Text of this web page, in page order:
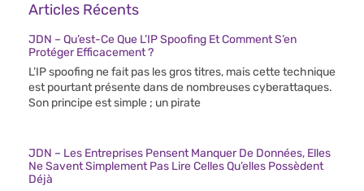
Articles Récents
JDN – Qu’est-Ce Que L’IP Spoofing Et Comment S’en
Protéger Efficacement ?
L’IP spoofing ne fait pas les gros titres, mais cette technique
est pourtant présente dans de nombreuses cyberattaques.
Son principe est simple ; un pirate
JDN – Les Entreprises Pensent Manquer De Données, Elles
Ne Savent Simplement Pas Lire Celles Qu’elles Possèdent
Déjà